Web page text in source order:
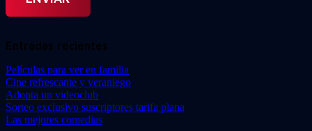
Entradas recientes
Películas para ver en familia
Cine refrescante y veraniego
Adopta un videoclub
Sorteo exclusivo suscriptores tarifa plana
Las mejores comedias